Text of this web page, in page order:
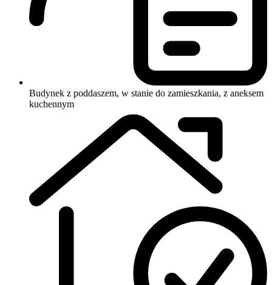
Budynek z poddaszem, w stanie do zamieszkania, z aneksem
kuchennym